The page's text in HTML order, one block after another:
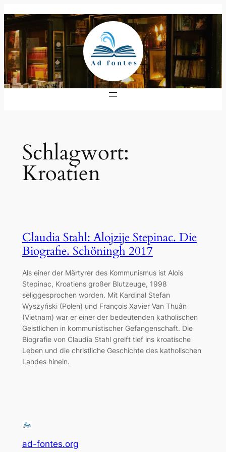
Inhalt
springen
Schlagwort:
Kroatien
Claudia Stahl: Alojzije Stepinac. Die
Biografie. Schöningh 2017
Als einer der Märtyrer des Kommunismus ist Alois
Stepinac, Kroatiens großer Blutzeuge, 1998
seliggesprochen worden. Mit Kardinal Stefan
Wyszyński (Polen) und François Xavier Van Thuân
(Vietnam) war er einer der bedeutenden katholischen
Geistlichen in kommunistischer Gefangenschaft. Die
Biografie von Claudia Stahl greift tief ins kroatische
Leben und die christliche Geschichte des katholischen
Landes hinein.
ad-fontes.org